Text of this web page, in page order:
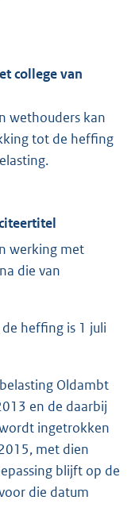
college van
wethouders kan
tot de heffing
werking met
die van
heffing is 1 juli
Oldambt
en de daarbij
ingetrokken
met dien
blijft op de
die datum